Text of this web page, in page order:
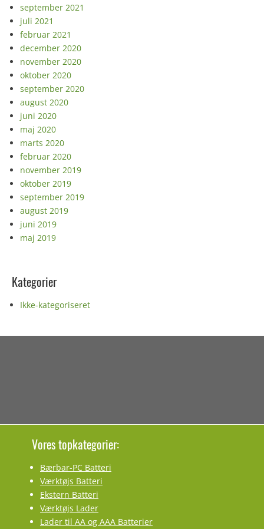
september 2021
juli 2021
februar 2021
december 2020
november 2020
oktober 2020
september 2020
august 2020
juni 2020
maj 2020
marts 2020
februar 2020
november 2019
oktober 2019
september 2019
august 2019
juni 2019
maj 2019
Kategorier
Ikke-kategoriseret
Vores topkategorier:
Bærbar-PC Batteri
Værktøjs Batteri
Ekstern Batteri
Værktøjs Lader
Lader til AA og AAA Batterier